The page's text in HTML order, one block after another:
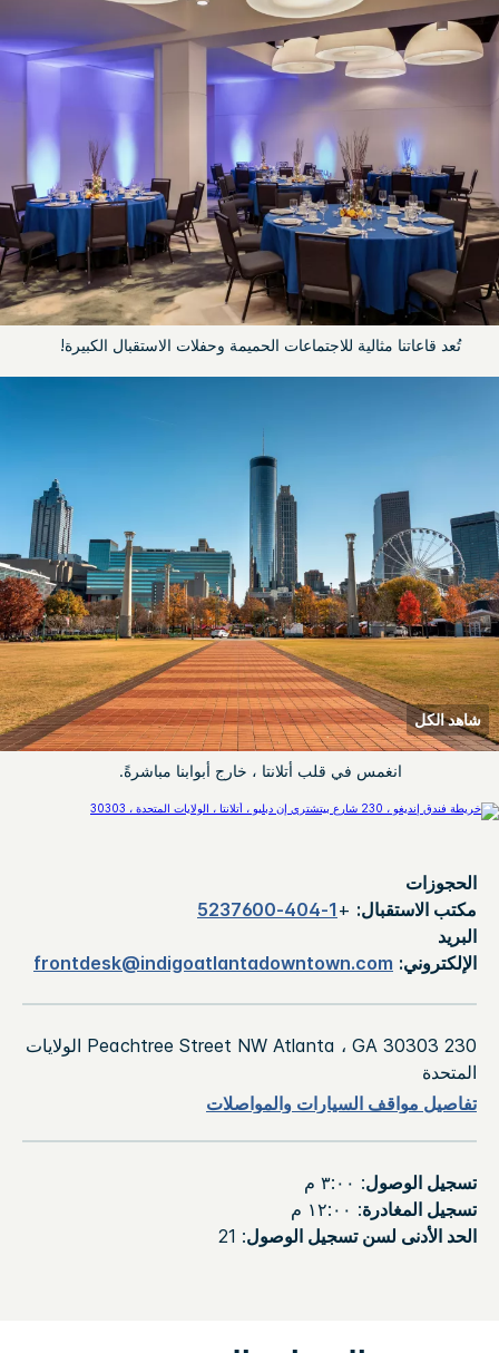
تُعد قاعاتنا مثالية للاجتماعات الحميمة وحفلات الاستقبال الكبيرة!
انغمس في قلب أتلانتا ، خارج أبوابنا مباشرةً.
شاهد الكل
الحجوزات
مكتب الاستقبال: +
1-404-5237600
البريد
الإلكتروني: frontdesk@indigoatlantadowntown.com
230 Peachtree Street NW Atlanta ، GA 30303 الولايات
المتحدة
تفاصيل مواقف السيارات والمواصلات
تسجيل الوصول: ٣:٠٠ م
تسجيل المغادرة: ١٢:٠٠ م
الحد الأدنى لسن تسجيل الوصول: 21